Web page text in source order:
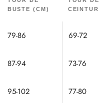
BUSTE (CM)
79-86 69-72
87-94 73-76
95-102 77-80